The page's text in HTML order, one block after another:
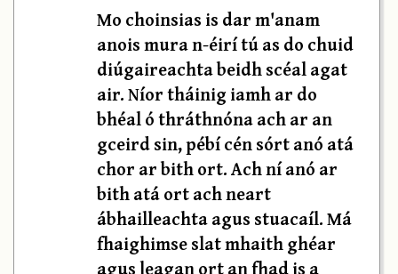
Mo choinsias is dar m'anam
anois mura n-éirí tú as do chuid
diúgaireachta beidh scéal agat
air. Níor tháinig iamh ar do
bhéal ó thráthnóna ach ar an
gceird sin, pébí cén sórt anó atá
chor ar bith ort. Ach ní anó ar
bith atá ort ach neart
ábhailleachta agus stuacaíl. Má
fhaighimse slat mhaith ghéar
agus leagan ort an fhad is a